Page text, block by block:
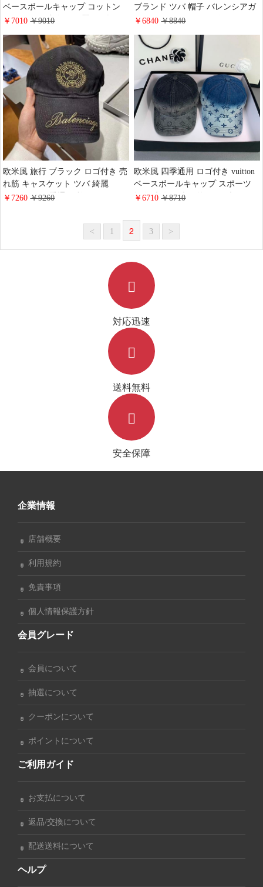
ベースボールキャップ コットン
クローバー 大人気 綺麗 GG 帽子
ブランド ストリート
￥7010￥9010
ブランド ツバ 帽子 バレンシアガ
スポーツ ストリート ビーチ オシ
ント 欧米風 送料無料 Balenciaga
￥6840￥8840
欧米風 旅行 ブラック ロゴ付き 売
れ筋 キャスケット ツバ 綺麗
Balenciaga 四季通用 棉 balenciaga
ド 芸能人愛用 アウトドア 店舗 ス
￥7260￥9260
欧米風 四季通用 ロゴ付き vuitton
ベースボールキャップ スポーツ
帆布 大人気 売れ筋 ハイブランド
ャスケット ビトン
￥6710￥8710
< 1 2 3 >
対応迅速
送料無料
安全保障
企業情報
店舗概要
利用規約
免責事項
個人情報保護方針
会員グレード
会員について
抽選について
クーポンについて
ポイントについて
ご利用ガイド
お支払について
返品/交換について
配送送料について
ヘルプ